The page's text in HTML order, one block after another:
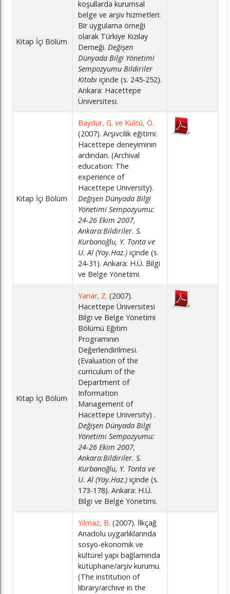
Kitap İçi Bölüm
koşullarda kurumsal
belge ve arşiv hizmetleri:
Bir uygulama örneği
olarak Türkiye Kızılay
Derneği. Değişen
Dünyada Bilgi Yönetimi
Sempozyumu Bildiriler
Kitabıiçinde (s. 245-252).
Ankara: Hacettepe
Üniversitesi.
Kitap İçi Bölüm
Baydur, G. ve Külcü, Ö.
(2007). Arşivcilik eğitimi:
Hacettepe deneyiminin
ardından. (Archival
education: The
experience of
Hacettepe University).
Değişen Dünyada Bilgi
Yönetimi Sempozyumu:
24-26 Ekim 2007,
Ankara:Bildiriler. S.
Kurbanoğlu, Y. Tonta ve
U. Al (Yay.Haz.) içinde (s.
24-31). Ankara: H.Ü. Bilgi
ve Belge Yönetimi.
Kitap İçi Bölüm
Yanar, Z. (2007).
Hacettepe Üniversitesi
Bilgi ve Belge Yönetimi
Bölümü Eğitim
Programının
Değerlendirilmesi.
(Evaluation of the
curriculum of the
Department of
Information
Management of
Hacettepe University) .
Değişen Dünyada Bilgi
Yönetimi Sempozyumu:
24-26 Ekim 2007,
Ankara:Bildiriler. S.
Kurbanoğlu, Y. Tonta ve
U. Al (Yay.Haz.)içinde (s.
173-178). Ankara: H.Ü.
Bilgi ve Belge Yönetimi.
Yılmaz, B. (2007). İlkçağ
Anadolu uygarlıklarında
sosyo-ekonomik ve
kültürel yapı bağlamında
kütüphane/arşiv kurumu.
(The institution of
library/archive in the